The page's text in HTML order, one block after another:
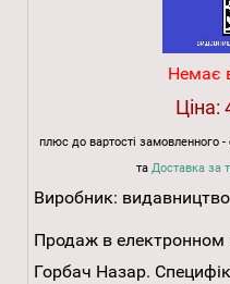
Немає
Ціна:
плюс до вартості замовленного
та Доставка за
Виробник:
Продаж в електронном
Горбач Назар.